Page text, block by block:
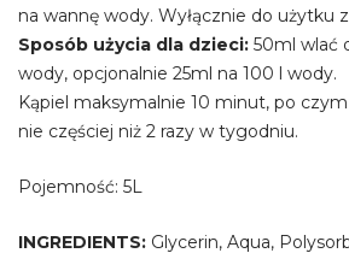
na wannę wody. Wyłącznie do użytku
Sposób użycia dla dzieci: 50ml wlać
wody, opcjonalnie 25ml na 100 l wody.
Kąpiel maksymalnie 10 minut, po czym
nie częściej niż 2 razy w tygodniu.
Pojemność: 5L
INGREDIENTS: Glycerin, Aqua,